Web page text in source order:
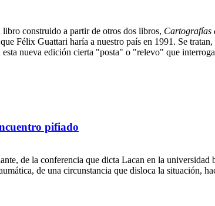
construido a partir de otros dos libros, Cartografías
Félix Guattari haría a nuestro país en 1991. Se
nueva edición cierta "posta" o "relevo" que
pifiado
de la conferencia que dicta Lacan en la universidad
de una circunstancia que disloca la situación,